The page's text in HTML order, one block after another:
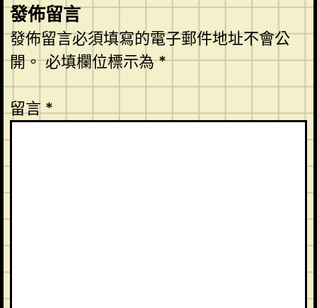
發佈留言
發佈留言必須填寫的電子郵件地址不會公
開。必填欄位標示為*
留言*